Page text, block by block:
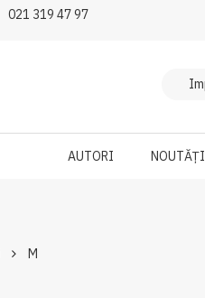
021 319 47 97
AUTORI NOUTĂȚI
M